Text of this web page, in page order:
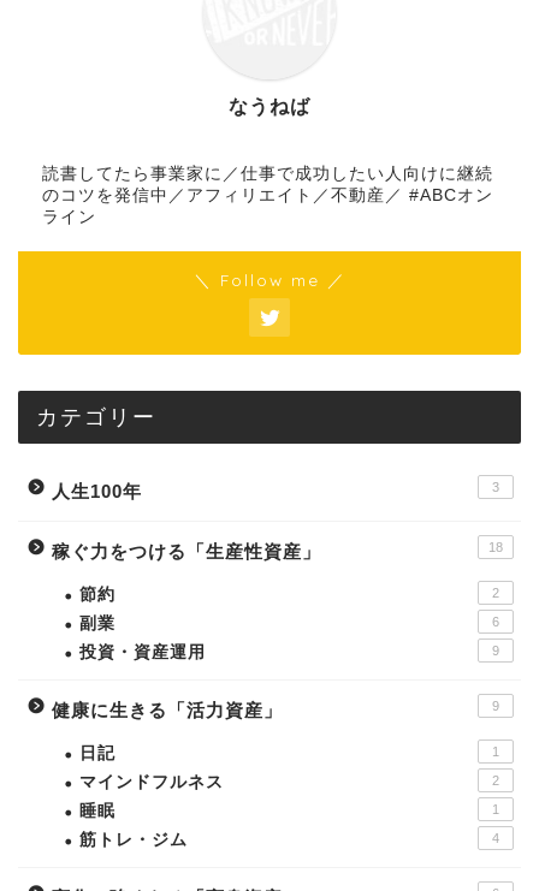
なうねば
読書してたら事業家に／仕事で成功したい人向けに継続
のコツを発信中／アフィリエイト／不動産／ #ABCオン
ライン
＼ Follow me ／
カテゴリー
人生100年 3
稼ぐ力をつける「生産性資産」 18
節約 2
副業 6
投資・資産運用 9
健康に生きる「活力資産」 9
日記 1
マインドフルネス 2
睡眠 1
筋トレ・ジム 4